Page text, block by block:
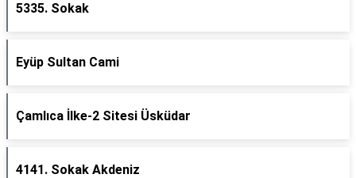
5335. Sokak
Eyüp Sultan Cami
Çamlıca İlke-2 Sitesi Üsküdar
4141. Sokak Akdeniz